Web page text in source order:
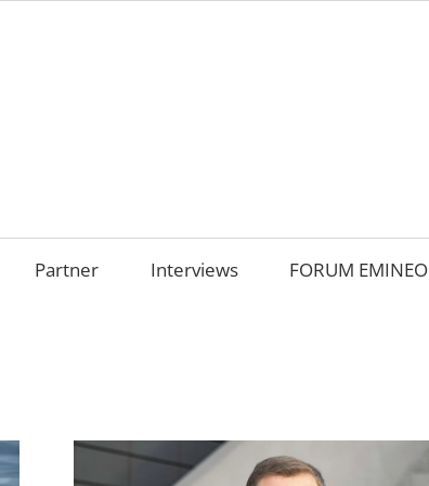
Partner Interviews FORUM EMINEO